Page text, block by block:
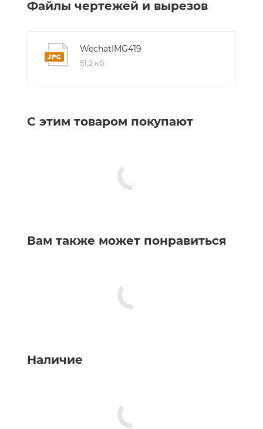
Файлы чертежей и вырезов
WechatIMG419
51,2 кб
С этим товаром покупают
Вам также может понравиться
Наличие